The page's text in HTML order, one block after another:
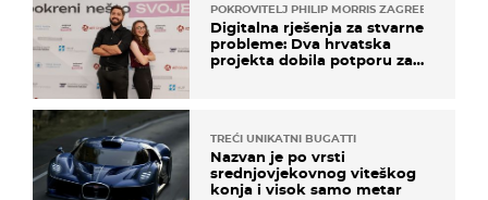
POKROVITELJ PHILIP MORRIS ZAGREB
Digitalna rješenja za stvarne
probleme: Dva hrvatska
projekta dobila potporu za
TREĆI UNIKATNI BUGATTI
Nazvan je po vrsti
srednjovjekovnog viteškog
konja i visok samo metar